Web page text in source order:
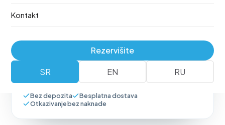
Kontakt
Rezervišite
SR EN RU
Lokacija preuzimanja
Rezerviši vozilo +381 62 183 54 00
Bez depozita
Besplatna dostava
Otkazivanje bez naknade